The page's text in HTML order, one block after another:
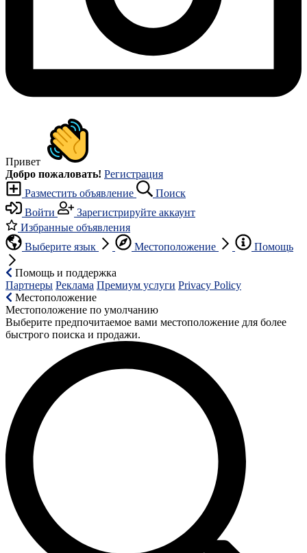
Привет
Добро пожаловать! Регистрация
Разместить объявление
Поиск
Войти
Зарегистрируйте аккаунт
Избранные объявления
Выберите язык
Местоположение Помощь
Помощь и поддержка
Партнеры Реклама Премиум услуги Privacy Policy
Местоположение
Местоположение по умолчанию
Выберите предпочитаемое вами местоположение для более
быстрого поиска и продажи.